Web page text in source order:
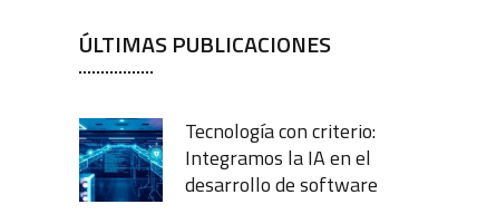
ÚLTIMAS PUBLICACIONES
Tecnología con criterio:
Integramos la IA en el
desarrollo de software